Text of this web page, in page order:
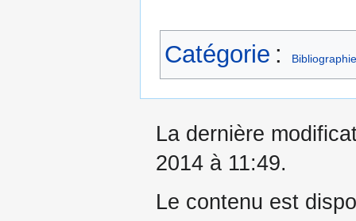
Catégorie :
La dernière
2014 à 11:49.
Le contenu est